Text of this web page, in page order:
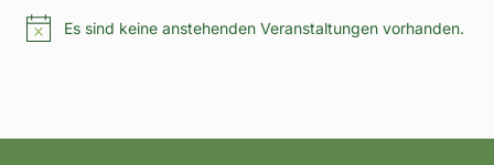
HinweisEs sind keine anstehenden Veranstaltungen vorhanden.